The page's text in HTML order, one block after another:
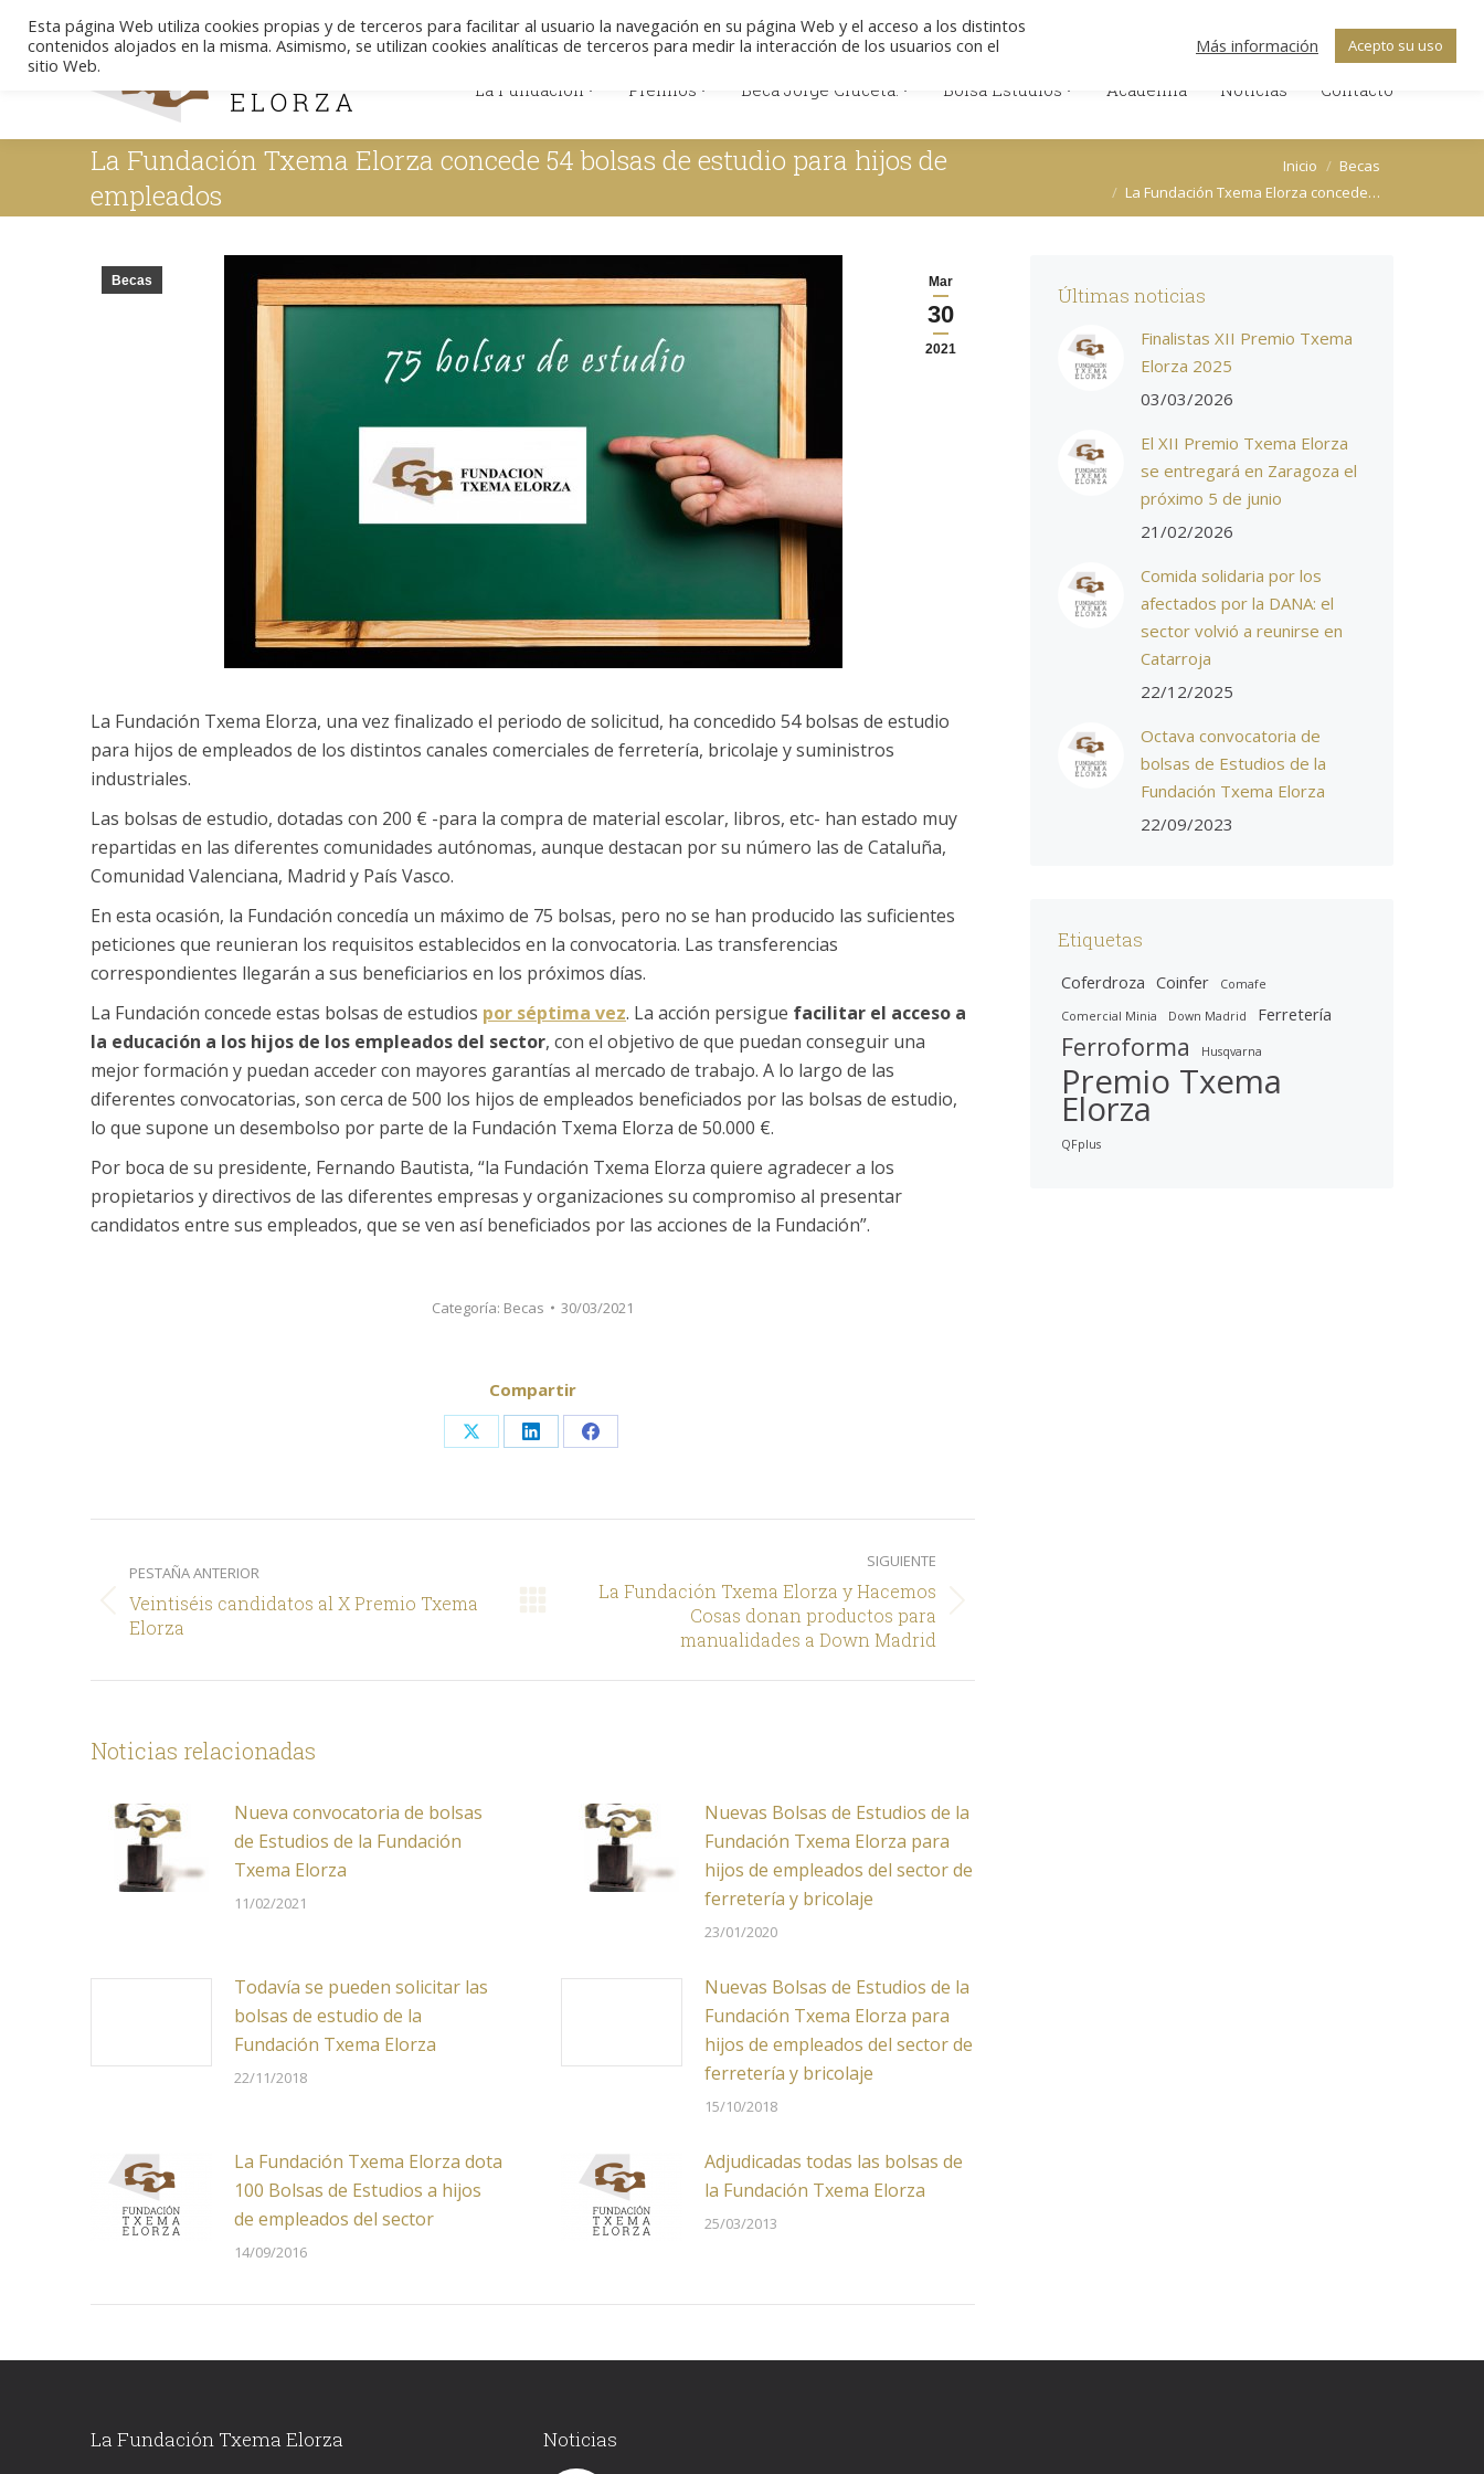
Colabore Descargas Aviso legal Política de Cookies
Facebook
page
opens
new
window
page
opens
new
window
Linkedin
page
opens
new
window
La Fundación Premios Beca Jorge Cruceta. Bolsa Estudios Academia Noticias Contacto
La Fundación Txema Elorza concede 54 bolsas de estudio para hijos de
empleados
Inicio
Becas
La Fundación Txema Elorza concede…
Mar
30
2021
Becas
La Fundación Txema Elorza, una vez finalizado el periodo de solicitud, ha concedido 54 bolsas de estudio
para hijos de empleados de los distintos canales comerciales de ferretería, bricolaje y suministros
industriales.
Las bolsas de estudio, dotadas con 200 € -para la compra de material escolar, libros, etc- han estado muy
repartidas en las diferentes comunidades autónomas, aunque destacan por su número las de Cataluña,
Comunidad Valenciana, Madrid y País Vasco.
En esta ocasión, la Fundación concedía un máximo de 75 bolsas, pero no se han producido las suficientes
peticiones que reunieran los requisitos establecidos en la convocatoria. Las transferencias
correspondientes llegarán a sus beneficiarios en los próximos días.
La Fundación concede estas bolsas de estudios por séptima vez. La acción persigue facilitar el acceso a
la educación a los hijos de los empleados del sector, con el objetivo de que puedan conseguir una
mejor formación y puedan acceder con mayores garantías al mercado de trabajo. A lo largo de las
diferentes convocatorias, son cerca de 500 los hijos de empleados beneficiados por las bolsas de estudio,
lo que supone un desembolso por parte de la Fundación Txema Elorza de 50.000 €.
Por boca de su presidente, Fernando Bautista, “la Fundación Txema Elorza quiere agradecer a los
propietarios y directivos de las diferentes empresas y organizaciones su compromiso al presentar
candidatos entre sus empleados, que se ven así beneficiados por las acciones de la Fundación”.
Categoría: Becas 30/03/2021
Compartir
Share
X
Share
LinkedIn
Share
Facebook
entre
comentarios
PESTAÑA ANTERIOR
Pestaña
anterior
Veintiséis candidatos al X Premio Txema
Elorza
SIGUIENTE
La Fundación Txema Elorza y Hacemos
Cosas donan productos para
manualidades a Down Madrid
Noticias relacionadas
Nueva convocatoria de bolsas
de Estudios de la Fundación
Txema Elorza
11/02/2021
Nuevas Bolsas de Estudios de la
Fundación Txema Elorza para
hijos de empleados del sector de
ferretería y bricolaje
23/01/2020
Todavía se pueden solicitar las
bolsas de estudio de la
Fundación Txema Elorza
22/11/2018
Nuevas Bolsas de Estudios de la
Fundación Txema Elorza para
hijos de empleados del sector de
ferretería y bricolaje
15/10/2018
La Fundación Txema Elorza dota
100 Bolsas de Estudios a hijos
de empleados del sector
14/09/2016
Adjudicadas todas las bolsas de
la Fundación Txema Elorza
25/03/2013
Últimas noticias
Finalistas XII Premio Txema
Elorza 2025
03/03/2026
El XII Premio Txema Elorza
se entregará en Zaragoza el
próximo 5 de junio
21/02/2026
Comida solidaria por los
afectados por la DANA: el
sector volvió a reunirse en
Catarroja
22/12/2025
Octava convocatoria de
bolsas de Estudios de la
Fundación Txema Elorza
22/09/2023
Etiquetas
Coferdroza Coinfer Comafe
Comercial Minia Down Madrid Ferretería
Ferroforma Husqvarna
Premio Txema
Elorza
QFplus
La Fundación Txema Elorza Noticias
Esta página Web utiliza cookies propias y de terceros para facilitar al usuario la navegación en su página Web y el acceso a los distintos
contenidos alojados en la misma. Asimismo, se utilizan cookies analíticas de terceros para medir la interacción de los usuarios con el
sitio Web.
Más información Acepto su uso
La Fundación Premios Beca Jorge Cruceta. Bolsa Estudios Noticias Contacto